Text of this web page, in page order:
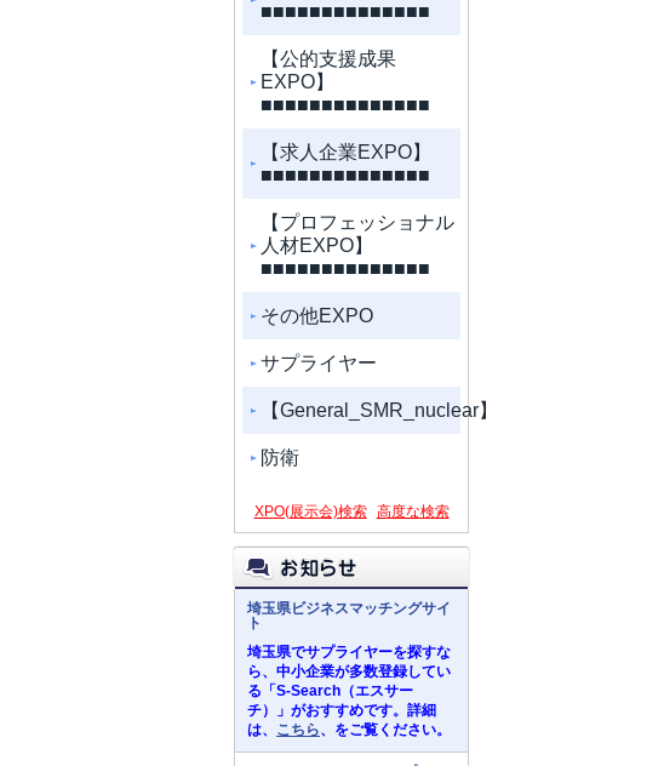
■■■■■■■■■■■■■■
【公的支援成果
EXPO】
■■■■■■■■■■■■■■
【求人企業EXPO】
■■■■■■■■■■■■■■
【プロフェッショナル
人材EXPO】
■■■■■■■■■■■■■■
その他EXPO
サプライヤー
【General_SMR_nuclear】
防衛
XPO(展示会)検索 高度な検索
埼玉県ビジネスマッチングサイ
ト
埼玉県でサプライヤーを探すな
ら、中小企業が多数登録してい
る「S-Search（エスサー
チ）」がおすすめです。詳細
は、 こちら、をご覧ください。